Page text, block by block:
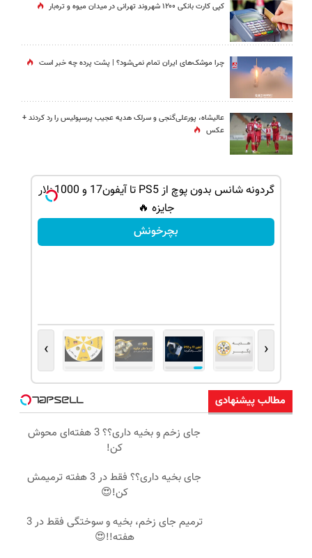
کپی کارت بانکی ۱۲۰۰ شهروند تهرانی در میدان میوه و تره‌بار
چرا موشک‌های ایران تمام نمی‌شود؟ | پشت پرده چه خبر است
عالیشاه، پورعلی‌گنجی و سرلک هدیه عجیب پرسپولیس را رد کردند +
عکس
گردونه شانس بدون پوچ از PS5 تا آیفون17 و 1000دلار
جایزه 🔥
بچرخونش
‹
›
مطالب پیشنهادی
جای زخم و بخیه داری؟؟ 3 هفته‌ای محوش
کن!
جای بخیه داری؟؟ فقط در 3 هفته ترمیمش
کن!😍
ترمیم جای زخم، بخیه و سوختگی فقط در 3
هفته!!😍